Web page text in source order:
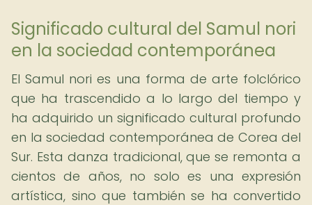
Significado cultural del Samul nori
en la sociedad contemporánea
El Samul nori es una forma de arte folclórico
que ha trascendido a lo largo del tiempo y
ha adquirido un significado cultural profundo
en la sociedad contemporánea de Corea del
Sur. Esta danza tradicional, que se remonta a
cientos de años, no solo es una expresión
artística, sino que también se ha convertido